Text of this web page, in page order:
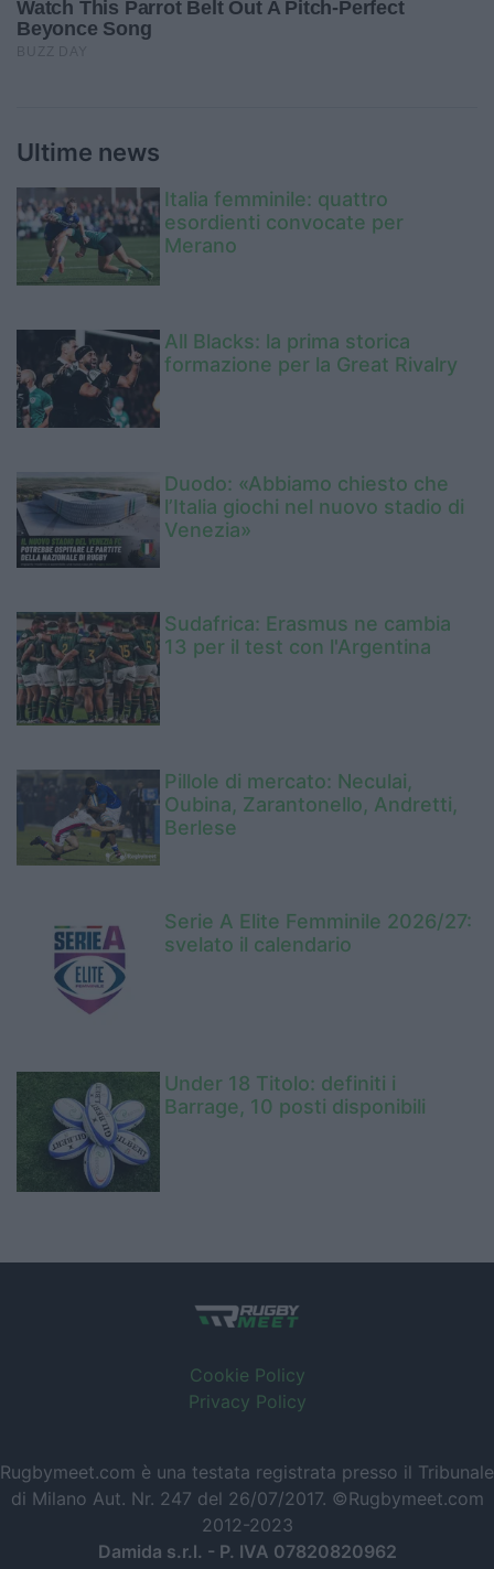
Ultime news
Italia femminile: quattro
esordienti convocate per
Merano
All Blacks: la prima storica
formazione per la Great Rivalry
Duodo: «Abbiamo chiesto che
l’Italia giochi nel nuovo stadio di
Venezia»
Sudafrica: Erasmus ne cambia
13 per il test con l'Argentina
Pillole di mercato: Neculai,
Oubina, Zarantonello, Andretti,
Berlese
Serie A Elite Femminile 2026/27:
svelato il calendario
Under 18 Titolo: definiti i
Barrage, 10 posti disponibili
Cookie Policy
Privacy Policy
Rugbymeet.com è una testata registrata presso il Tribunale
di Milano Aut. Nr. 247 del 26/07/2017. ©Rugbymeet.com
2012-2023
Damida s.r.l. - P. IVA 07820820962